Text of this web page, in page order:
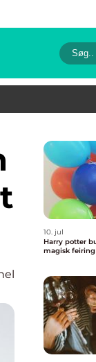
10. jul
Harry potter
magisk